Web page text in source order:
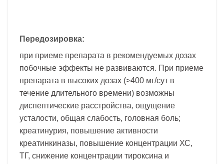
Передозировка:
при приеме препарата в рекомендуемых дозах
побочные эффекты не развиваются. При приеме
препарата в высоких дозах (>400 мг/сут в
течение длительного времени) возможны
диспептические расстройства, ощущение
усталости, общая слабость, головная боль;
креатинурия, повышение активности
креатинкиназы, повышение концентрации ХС,
ТГ, снижение концентрации тироксина и